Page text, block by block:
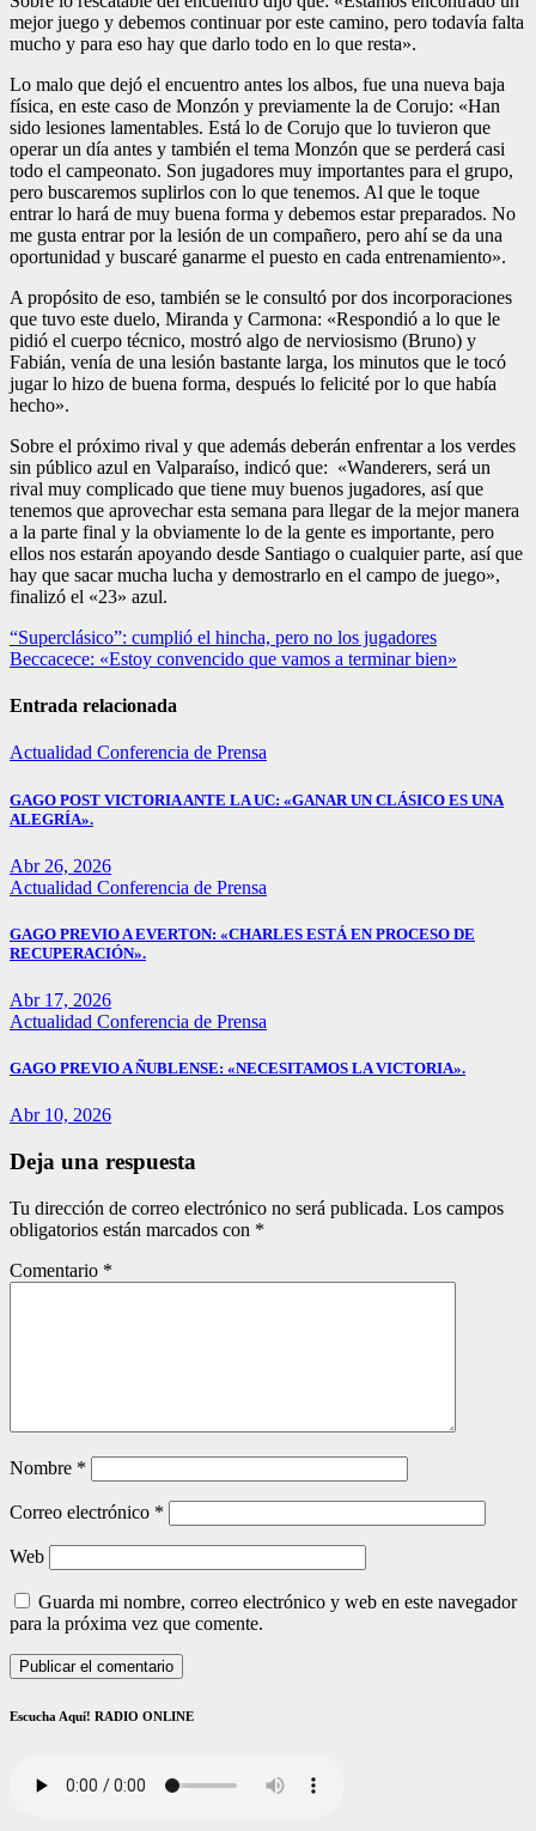
mejor juego y debemos continuar por este camino, pero todavía falta
mucho y para eso hay que darlo todo en lo que resta».
Lo malo que dejó el encuentro antes los albos, fue una nueva baja
física, en este caso de Monzón y previamente la de Corujo: «Han
sido lesiones lamentables. Está lo de Corujo que lo tuvieron que
operar un día antes y también el tema Monzón que se perderá casi
todo el campeonato. Son jugadores muy importantes para el grupo,
pero buscaremos suplirlos con lo que tenemos. Al que le toque
entrar lo hará de muy buena forma y debemos estar preparados. No
me gusta entrar por la lesión de un compañero, pero ahí se da una
oportunidad y buscaré ganarme el puesto en cada entrenamiento».
A propósito de eso, también se le consultó por dos incorporaciones
que tuvo este duelo, Miranda y Carmona: «Respondió a lo que le
pidió el cuerpo técnico, mostró algo de nerviosismo (Bruno) y
Fabián, venía de una lesión bastante larga, los minutos que le tocó
jugar lo hizo de buena forma, después lo felicité por lo que había
hecho».
Sobre el próximo rival y que además deberán enfrentar a los verdes
sin público azul en Valparaíso, indicó que: «Wanderers, será un
rival muy complicado que tiene muy buenos jugadores, así que
tenemos que aprovechar esta semana para llegar de la mejor manera
a la parte final y la obviamente lo de la gente es importante, pero
ellos nos estarán apoyando desde Santiago o cualquier parte, así que
hay que sacar mucha lucha y demostrarlo en el campo de juego»,
finalizó el «23» azul.
Navegación
de
entradas
“Superclásico”: cumplió el hincha, pero no los jugadores
Beccacece: «Estoy convencido que vamos a terminar bien»
Entrada relacionada
Actualidad Conferencia de Prensa
GAGO POST VICTORIA ANTE LA UC: «GANAR UN CLÁSICO ES UNA
ALEGRÍA».
Abr 26, 2026
Actualidad Conferencia de Prensa
GAGO PREVIO A EVERTON: «CHARLES ESTÁ EN PROCESO DE
RECUPERACIÓN».
Abr 17, 2026
Actualidad Conferencia de Prensa
GAGO PREVIO A ÑUBLENSE: «NECESITAMOS LA VICTORIA».
Abr 10, 2026
Deja una respuesta
Tu dirección de correo electrónico no será publicada. Los campos
obligatorios están marcados con *
Comentario *
Nombre *
Correo electrónico *
Web
Guarda mi nombre, correo electrónico y web en este navegador
para la próxima vez que comente.
Escucha Aquí! RADIO ONLINE